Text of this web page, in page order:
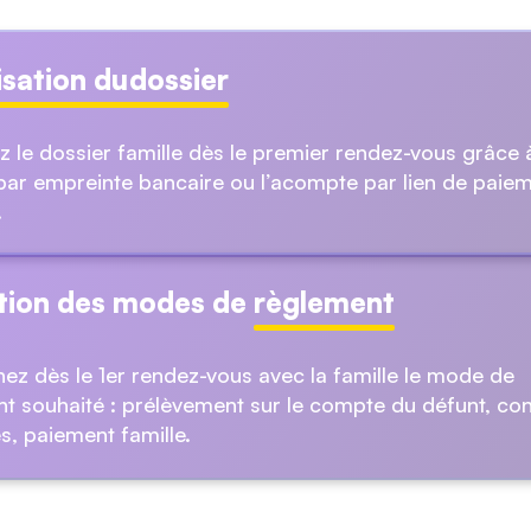
dudossier
le dossier famille dès le premier rendez-vous grâce
empreinte bancaire ou l’acompte par lien de
des modes de règlement
dès le 1er rendez-vous avec la famille le mode de
souhaité : prélèvement sur le compte du défunt,
paiement famille.